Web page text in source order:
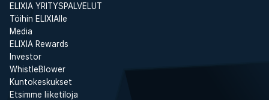
ELIXIA YRITYSPALVELUT
Töihin ELIXIAlle
Media
ELIXIA Rewards
Investor
WhistleBlower
Kuntokeskukset
Etsimme liiketiloja